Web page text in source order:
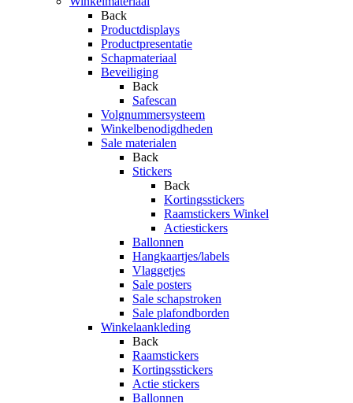
Back
Productdisplays
Productpresentatie
Schapmateriaal
Beveiliging
Back
Safescan
Volgnummersysteem
Winkelbenodigdheden
Sale materialen
Back
Stickers
Back
Kortingsstickers
Raamstickers Winkel
Actiestickers
Ballonnen
Hangkaartjes/labels
Vlaggetjes
Sale posters
Sale schapstroken
Sale plafondborden
Winkelaankleding
Back
Raamstickers
Kortingsstickers
Actie stickers
Ballonnen